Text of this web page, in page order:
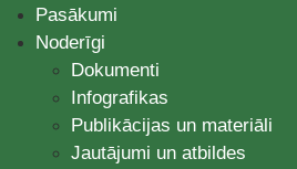
Pasākumi
Noderīgi
Dokumenti
Infografikas
Publikācijas un materiāli
Jautājumi un atbildes